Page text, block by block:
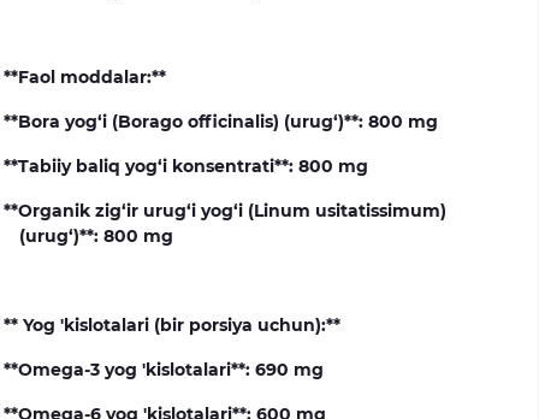
**Faol moddalar:**
**Bora yog‘i (Borago officinalis) (urug‘)**: 800 mg
**Tabiiy baliq yog‘i konsentrati**: 800 mg
**Organik zig‘ir urug‘i yog‘i (Linum usitatissimum)
(urug‘)**: 800 mg
** Yog 'kislotalari (bir porsiya uchun):**
**Omega-3 yog 'kislotalari**: 690 mg
**Omega-6 yog 'kislotalari**: 600 mg